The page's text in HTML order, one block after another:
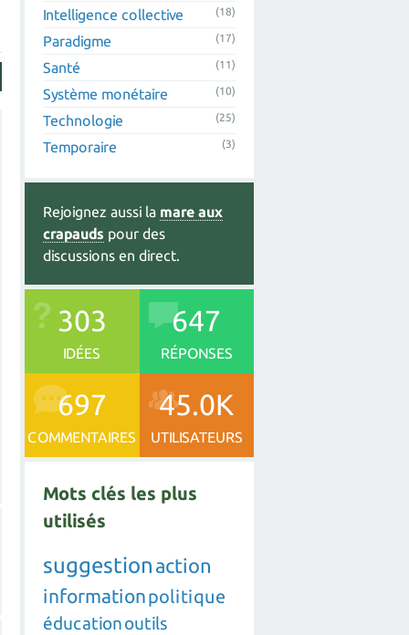
Intelligence collective (18)
Paradigme (17)
Santé (11)
Système monétaire (10)
Technologie (25)
Temporaire (3)
Rejoignez aussi la mare aux
crapauds pour des
discussions en direct.
303
IDÉES
647
RÉPONSES
697
COMMENTAIRES
45.0K
UTILISATEURS
Mots clés les plus
utilisés
suggestion action
informationpolitique
éducationoutils